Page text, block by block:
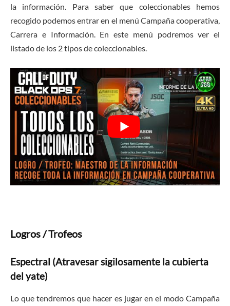
la información. Para saber que coleccionables hemos
recogido podemos entrar en el menú Campaña cooperativa,
Carrera e Información. En este menú podremos ver el
listado de los 2 tipos de coleccionables.
Logros / Trofeos
Espectral (Atravesar sigilosamente la cubierta
del yate)
Lo que tendremos que hacer es jugar en el modo Campaña